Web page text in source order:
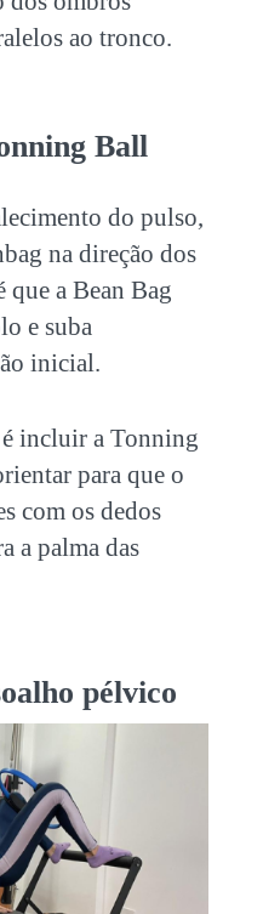
ao tronco.
Ball
do pulso,
na direção dos
que a Bean Bag
e suba
inicial.
incluir a Tonning
para que o
com os dedos
a palma das
pélvico